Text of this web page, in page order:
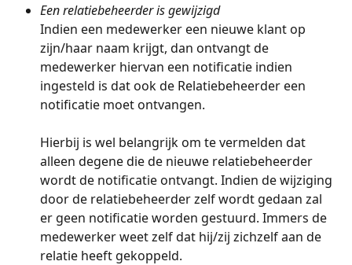
Een relatiebeheerder is gewijzigd
Indien een medewerker een nieuwe klant op
zijn/haar naam krijgt, dan ontvangt de
medewerker hiervan een notificatie indien
ingesteld is dat ook de Relatiebeheerder een
notificatie moet ontvangen.
Hierbij is wel belangrijk om te vermelden dat
alleen degene die de nieuwe relatiebeheerder
wordt de notificatie ontvangt. Indien de wijziging
door de relatiebeheerder zelf wordt gedaan zal
er geen notificatie worden gestuurd. Immers de
medewerker weet zelf dat hij/zij zichzelf aan de
relatie heeft gekoppeld.